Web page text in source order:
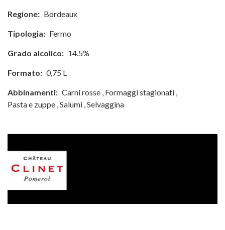
Regione: Bordeaux
Tipologia: Fermo
Grado alcolico: 14.5%
Formato: 0,75 L
Abbinamenti: Carni rosse , Formaggi stagionati ,
Pasta e zuppe ,Salumi ,Selvaggina